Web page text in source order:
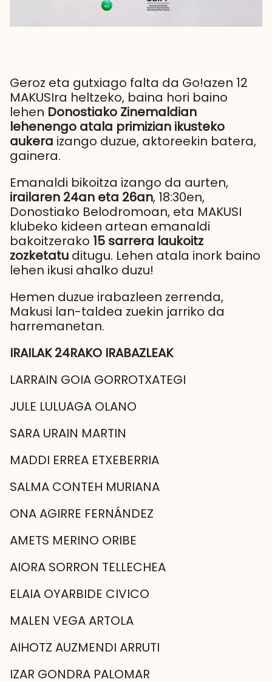
Geroz eta gutxiago falta da Go!azen 12
MAKUSIra heltzeko, baina hori baino
lehen Donostiako Zinemaldian
lehenengo atala primizian ikusteko
aukera izango duzue, aktoreekin batera,
gainera.
Emanaldi bikoitza izango da aurten,
irailaren 24an eta 26an, 18:30en,
Donostiako Belodromoan, eta MAKUSI
klubeko kideen artean emanaldi
bakoitzerako 15 sarrera laukoitz
zozketatu ditugu. Lehen atala inork baino
lehen ikusi ahalko duzu!
Hemen duzue irabazleen zerrenda,
Makusi lan-taldea zuekin jarriko da
harremanetan.
IRAILAK 24RAKO IRABAZLEAK
LARRAIN GOIA GORROTXATEGI
JULE LULUAGA OLANO
SARA URAIN MARTIN
MADDI ERREA ETXEBERRIA
SALMA CONTEH MURIANA
ONA AGIRRE FERNÁNDEZ
AMETS MERINO ORIBE
AIORA SORRON TELLECHEA
ELAIA OYARBIDE CIVICO
MALEN VEGA ARTOLA
AIHOTZ AUZMENDI ARRUTI
IZAR GONDRA PALOMAR